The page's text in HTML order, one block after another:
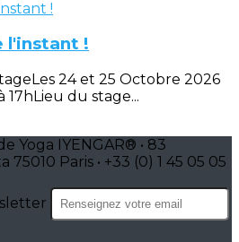
l'instant !
24 et 25 Octobre 2026
17hLieu du stage...
Yoga IYENGAR® • 83
Paris • +33 (0) 1 45 05 05